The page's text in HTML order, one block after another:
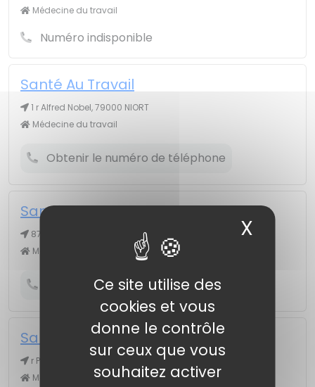
Ce site utilise des
cookies et vous
donne le contrôle
sur ceux que vous
souhaitez activer
X
Médecine du travail
Numéro indisponible
Santé Au Travail
1 r Alfred Nobel, 79000 NIORT
Médecine du travail
Obtenir le numéro de téléphone
Santé Au Travail
87 Grand Rue, 79210 MAUZÉ SUR LE MIGNON
Médecine du travail
Obtenir le numéro de téléphone
Santé Au Travail
r Pièce, 79500 SAINT LÉGER DE LA MARTINIÈRE
Médecine du travail